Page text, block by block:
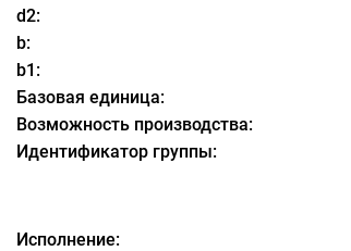
d2:
b:
b1:
Базовая единица:
Возможность производства:
Идентификатор группы:
Исполнение: